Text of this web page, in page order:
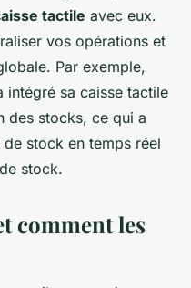
tactile avec eux.
vos opérations et
Par exemple,
intégré sa caisse tactile
des stocks, ce qui a
stock en temps réel
stock.
comment les